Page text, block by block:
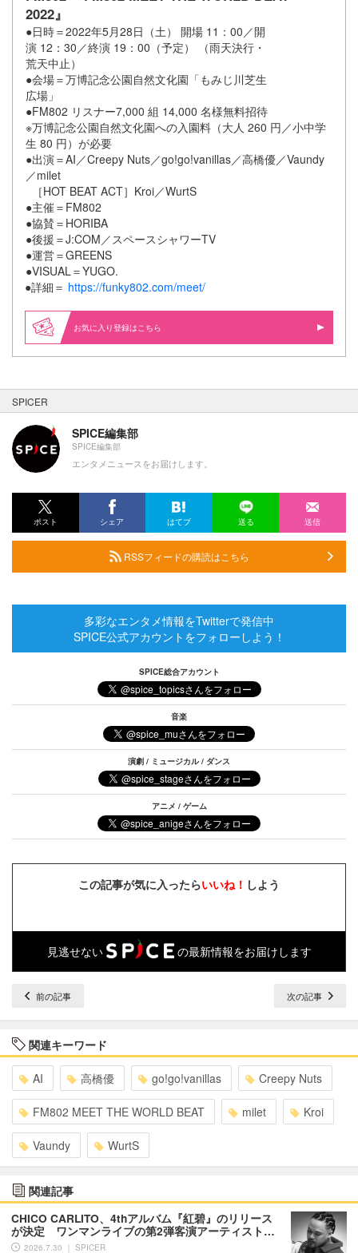
2022』
●日時＝2022年5月28日（土） 開場 11：00／開
演 12：30／終演 19：00（予定） （雨天決行・
荒天中止）
●会場＝万博記念公園自然文化園「もみじ川芝生
広場」
●FM802 リスナー7,000 組 14,000 名様無料招待
※万博記念公園自然文化園への入園料（大人 260 円／小中学
生 80 円）が必要
●出演＝AI／Creepy Nuts／go!go!vanillas／高橋優／Vaundy
／milet
［HOT BEAT ACT］Kroi／WurtS
●主催＝FM802
●協賛＝HORIBA
●後援＝J:COM／スペースシャワーTV
●運営＝GREENS
●VISUAL＝YUGO.
●詳細＝ https://funky802.com/meet/
お気に入り登録はこちら
SPICER
SPICE編集部
SPICE編集部
エンタメニュースをお届けします。
ポスト シェア はてブ 送る 送信
RSSフィードの購読はこちら
多彩なエンタメ情報をTwitterで発信中
SPICE公式アカウントをフォローしよう！
SPICE総合アカウント
音楽
演劇 / ミュージカル / ダンス
アニメ / ゲーム
この記事が気に入ったらいいね！ しよう
見逃せない の最新情報をお届けします
前の記事 次の記事
関連キーワード
AI 高橋優 go!go!vanillas Creepy Nuts
FM802 MEET THE WORLD BEAT milet Kroi
Vaundy WurtS
関連記事
CHICO CARLITO、4thアルバム『紅碧』のリリース
が決定 ワンマンライブの第2弾客演アーティスト…
2026.7.30 ｜ SPICER